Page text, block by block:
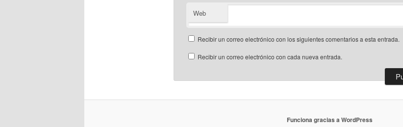
Web
Recibir un correo electrónico con los siguientes comentarios a esta entrada.
Recibir un correo electrónico con cada nueva entrada.
Funciona gracias a WordPress